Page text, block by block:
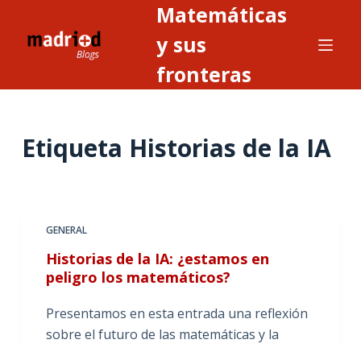
Matemáticas
y sus
fronteras
Etiqueta Historias de la IA
GENERAL
Historias de la IA: ¿estamos en
peligro los matemáticos?
Presentamos en esta entrada una reflexión
sobre el futuro de las matemáticas y la